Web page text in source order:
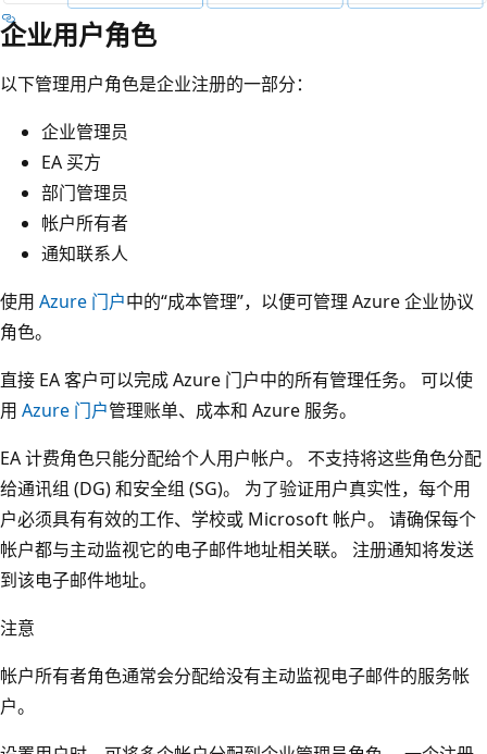
企业用户角色
以下管理用户角色是企业注册的一部分：
企业管理员
EA 买方
部门管理员
帐户所有者
通知联系人
使用 Azure 门户中的“成本管理”，以便可管理 Azure 企业协议
角色。
直接 EA 客户可以完成 Azure 门户中的所有管理任务。 可以使
用 Azure 门户管理账单、成本和 Azure 服务。
EA 计费角色只能分配给个人用户帐户。 不支持将这些角色分配
给通讯组 (DG) 和安全组 (SG)。 为了验证用户真实性，每个用
户必须具有有效的工作、学校或 Microsoft 帐户。 请确保每个
帐户都与主动监视它的电子邮件地址相关联。 注册通知将发送
到该电子邮件地址。
注意
帐户所有者角色通常会分配给没有主动监视电子邮件的服务帐
户。